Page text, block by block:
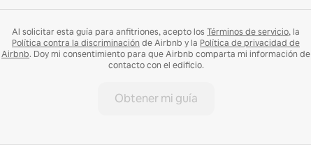
Al solicitar esta guía para anfitriones, acepto los Términos de servicio, la
Política contra la discriminación de Airbnb y la Política de privacidad de
Airbnb. Doy mi consentimiento para que Airbnb comparta mi información de
contacto con el edificio.
Obtener mi guía